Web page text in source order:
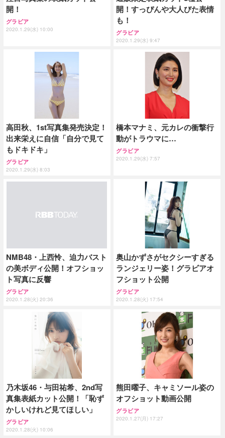
開！
グラビア
2020.1.29(水) 10:00
開！すっぴんや大人びた表情
も！
グラビア
2020.1.29(水) 9:47
高田秋、1st写真集発売決定！
出来栄えに自信「自分で見て
もドキドキ」
グラビア
2020.1.29(水) 8:03
橋本マナミ、元カレの衝撃行
動がトラウマに…
グラビア
2020.1.29(水) 7:57
NMB48・上西怜、迫力バスト
の美ボディ公開！オフショッ
ト写真に反響
グラビア
2020.1.28(火) 20:36
奥山かずさがセクシーすぎる
ランジェリー姿！グラビアオ
フショット公開
グラビア
2020.1.28(火) 17:54
乃木坂46・与田祐希、2nd写
真集表紙カット公開！「恥ず
かしいけれど見てほしい」
グラビア
2020.1.28(火) 10:06
熊田曜子、キャミソール姿の
オフショット動画公開
グラビア
2020.1.27(月) 17:27